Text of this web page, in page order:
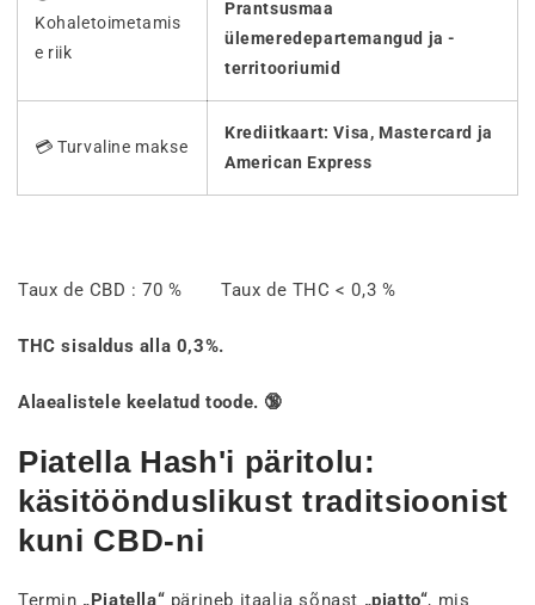
Kohaletoimetamis
e riik
Prantsusmaa
ülemeredepartemangud ja -
territooriumid
💳 Turvaline makse
Krediitkaart: Visa, Mastercard ja
American Express
Taux de CBD : 70 % Taux de THC < 0,3 %
THC sisaldus alla 0,3%.
Alaealistele keelatud toode. 🔞
Piatella Hash'i päritolu:
käsitöönduslikust traditsioonist
kuni CBD-ni
Termin „Piatella“ pärineb itaalia sõnast „piatto“, mis